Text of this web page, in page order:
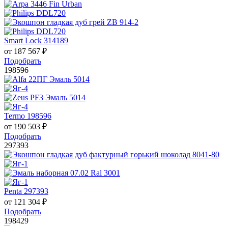
Smart Lock 314189
от 187 567 ₽
Подобрать
198596
Termo 198596
от 190 503 ₽
Подобрать
297393
Penta 297393
от 121 304 ₽
Подобрать
198429